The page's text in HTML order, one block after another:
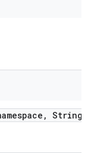
, String